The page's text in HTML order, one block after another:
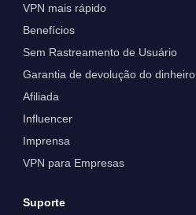
VPN mais rápido
Benefícios
Sem Rastreamento de Usuário
Garantia de devolução do dinheiro
Afiliada
Influencer
Imprensa
VPN para Empresas
Suporte